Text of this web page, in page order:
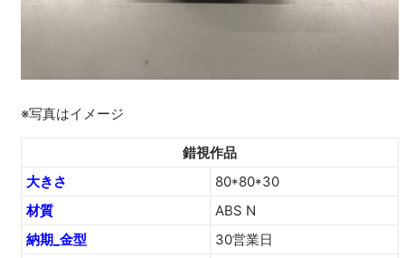
※写真はイメージ
錯視作品
大きさ
80*80*30
材質
ABS N
納期_金型
30営業日